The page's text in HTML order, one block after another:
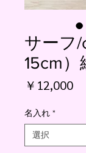
サーフ/
15cm）
￥12,000価
名入れ *